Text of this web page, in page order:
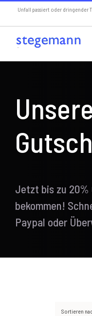
content
Unfall passiert oder dringender
Unsere
Jetzt bis zu 20%
bekommen!
Paypal oder
Sortieren